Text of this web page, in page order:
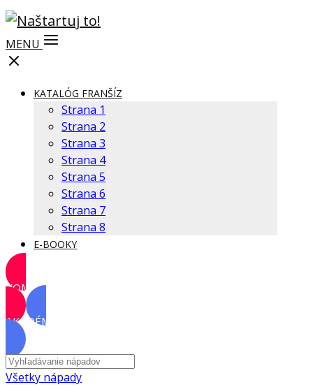
MENU
KATALÓG FRANŠÍZ
Strana 1
Strana 2
Strana 3
Strana 4
Strana 5
Strana 6
Strana 7
Strana 8
E-BOOKY
KOMUNITA
AKADÉMIA
Všetky nápady